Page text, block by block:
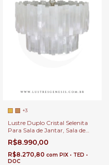
+3
Lustre Duplo Cristal Selenita
Para Sala de Jantar, Sala de
Estar, Suítes e Hall de Entrada
R$8.990,00
R$8.270,80 com PIX • TED •
DOC